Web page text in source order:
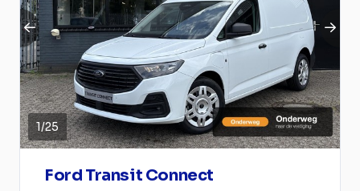
1/25
Ford Transit Connect